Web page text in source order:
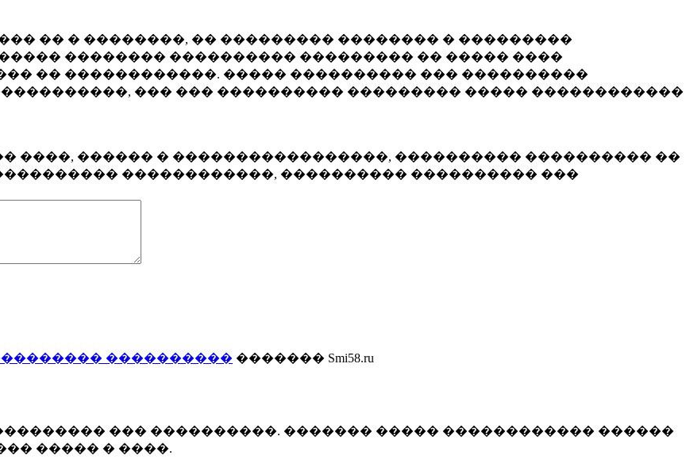
�� � ��������, �� ��������� �������� � ���������
�������� ���������� ��������� �� ����� ����
�� ������������. ����� ���������� ��� ����������
��� ��� ���������� ��������� ����� ������������
����, ������ � �����������������, ���������� ���������� ��
������������, ���������� ���������� ���
���������� ������� Smi58.ru
��� ����������. ������� ����� ������������ ������
����� � ����.